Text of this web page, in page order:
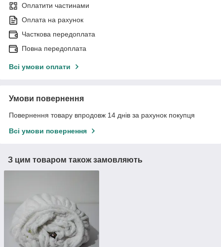
Оплатити частинами
Оплата на рахунок
Часткова передоплата
Повна передоплата
Всі умови оплати
Умови повернення
Повернення товару впродовж 14 днів за рахунок покупця
Всі умови повернення
З цим товаром також замовляють